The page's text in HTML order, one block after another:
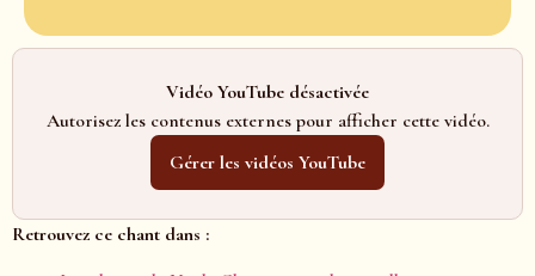
Vidéo YouTube désactivée
Autorisez les contenus externes pour afficher cette vidéo.
Gérer les vidéos YouTube
Retrouvez ce chant dans :